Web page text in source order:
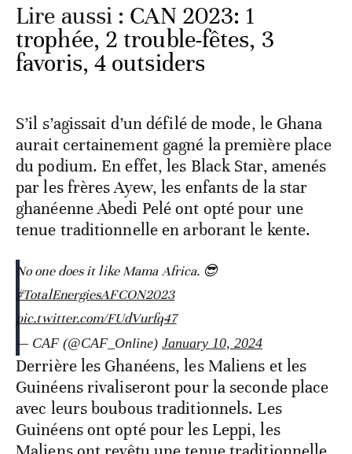
Lire aussi : CAN 2023: 1
trophée, 2 trouble-fêtes, 3
favoris, 4 outsiders
S’il s’agissait d’un défilé de mode, le Ghana
aurait certainement gagné la première place
du podium. En effet, les Black Star, amenés
par les frères Ayew, les enfants de la star
ghanéenne Abedi Pelé ont opté pour une
tenue traditionnelle en arborant le kente.
No one does it like Mama Africa. 😎
#TotalEnergiesAFCON2023
pic.twitter.com/FUdVurfq47
— CAF (@CAF_Online) January 10, 2024
Derrière les Ghanéens, les Maliens et les
Guinéens rivaliseront pour la seconde place
avec leurs boubous traditionnels. Les
Guinéens ont opté pour les Leppi, les